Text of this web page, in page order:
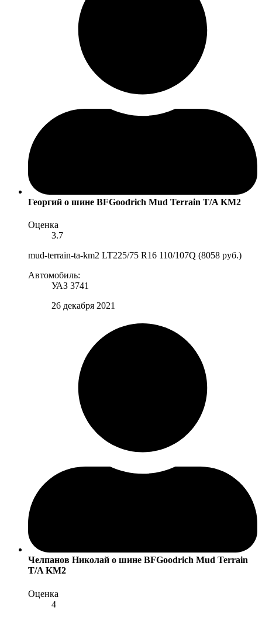
Георгий о шине BFGoodrich Mud Terrain T/A KM2
Оценка
3.7
mud-terrain-ta-km2 LT225/75 R16 110/107Q (8058 руб.)
Автомобиль:
УАЗ 3741
26 декабря 2021
Челпанов Николай о шине BFGoodrich Mud Terrain
T/A KM2
Оценка
4